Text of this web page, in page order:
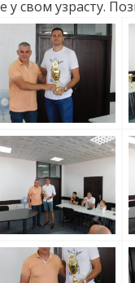
у свом узрасту.